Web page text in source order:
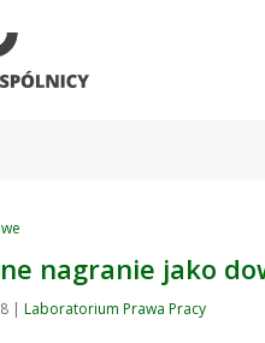
nagranie jako
| Laboratorium Prawa Pracy